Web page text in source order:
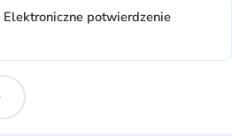
potwierdzenie